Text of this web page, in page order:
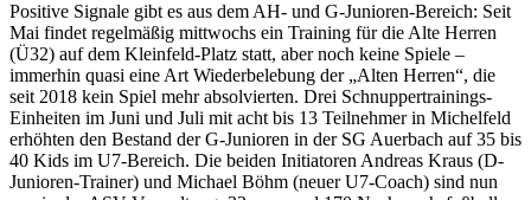
Positive Signale gibt es aus dem AH- und G-Junioren-Bereich: Seit
Mai findet regelmäßig mittwochs ein Training für die Alte Herren
(Ü32) auf dem Kleinfeld-Platz statt, aber noch keine Spiele –
immerhin quasi eine Art Wiederbelebung der „Alten Herren“, die
seit 2018 kein Spiel mehr absolvierten. Drei Schnuppertrainings-
Einheiten im Juni und Juli mit acht bis 13 Teilnehmer in Michelfeld
erhöhten den Bestand der G-Junioren in der SG Auerbach auf 35 bis
40 Kids im U7-Bereich. Die beiden Initiatoren Andreas Kraus (D-
Junioren-Trainer) und Michael Böhm (neuer U7-Coach) sind nun